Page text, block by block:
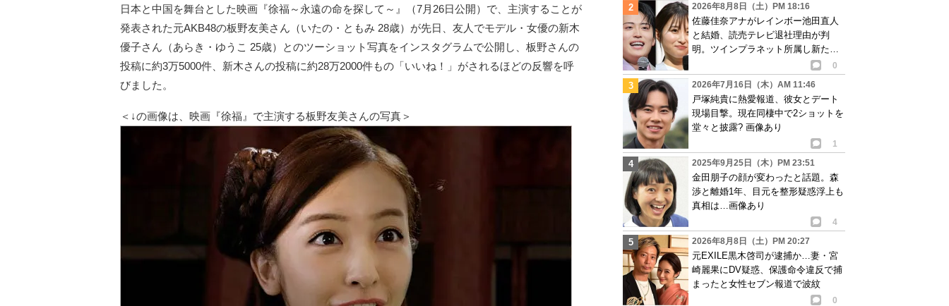
日本と中国を舞台とした映画『徐福～永遠の命を探して～』（7月26日公開）で、主演することが
発表された元AKB48の板野友美さん（いたの・ともみ 28歳）が先日、友人でモデル・女優の新木
優子さん（あらき・ゆうこ 25歳）とのツーショット写真をインスタグラムで公開し、板野さんの
投稿に約3万5000件、新木さんの投稿に約28万2000件もの「いいね！」がされるほどの反響を呼
びました。
＜↓の画像は、映画『徐福』で主演する板野友美さんの写真＞
2026年8月8日（土）PM 18:16
佐藤佳奈アナがレインボー池田直人
と結婚、読売テレビ退社理由が判
明。ツインプラネット所属し新たな
0
2026年7月16日（木）AM 11:46
戸塚純貴に熱愛報道、彼女とデート
現場目撃。現在同棲中で2ショットを
堂々と披露? 画像あり
1
2025年9月25日（木）PM 23:51
金田朋子の顔が変わったと話題。森
渉と離婚1年、目元を整形疑惑浮上も
真相は…画像あり
4
2026年8月8日（土）PM 20:27
元EXILE黒木啓司が逮捕か…妻・宮
崎麗果にDV疑惑、保護命令違反で捕
まったと女性セブン報道で波紋
0